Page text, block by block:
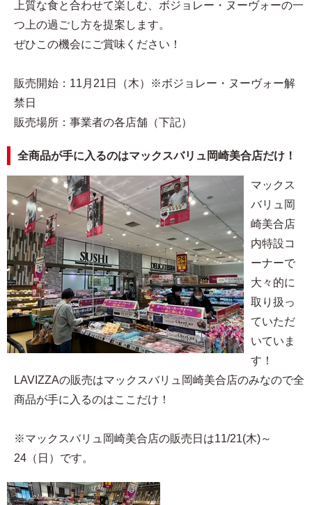
上質な食と合わせて楽しむ、ボジョレー・ヌーヴォーの一
つ上の過ごし方を提案します。
ぜひこの機会にご賞味ください！
販売開始：11月21日（木）※ボジョレー・ヌーヴォー解
禁日
販売場所：事業者の各店舗（下記）
全商品が手に入るのはマックスバリュ岡崎美合店だけ！
マックス
バリュ岡
崎美合店
内特設コ
ーナーで
大々的に
取り扱っ
ていただ
いていま
す！
LAVIZZAの販売はマックスバリュ岡崎美合店のみなので全
商品が手に入るのはここだけ！
※マックスバリュ岡崎美合店の販売日は11/21(木)～
24（日）です。